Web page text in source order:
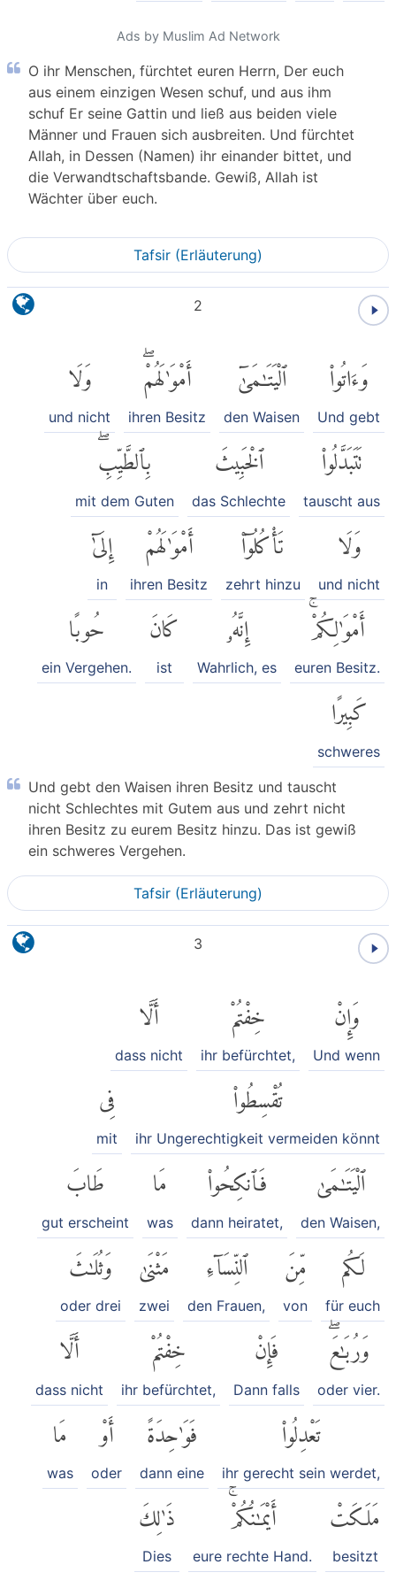
Ads by Muslim Ad Network
O ihr Menschen, fürchtet euren Herrn, Der euch
aus einem einzigen Wesen schuf, und aus ihm
schuf Er seine Gattin und ließ aus beiden viele
Männer und Frauen sich ausbreiten. Und fürchtet
Allah, in Dessen (Namen) ihr einander bittet, und
die Verwandtschaftsbande. Gewiß, Allah ist
Wächter über euch.
Tafsir (Erläuterung)
2
وَءَاتُوا۟
Und gebt
ٱلْيَتَٰمَىٰٓ
den Waisen
أَمْوَٰلَهُمْۖ
ihren Besitz
وَلَا
und nicht
تَتَبَدَّلُوا۟
tauscht aus
ٱلْخَبِيثَ
das Schlechte
بِٱلطَّيِّبِۖ
mit dem Guten
وَلَا
und nicht
تَأْكُلُوٓا۟
zehrt hinzu
أَمْوَٰلَهُمْ
ihren Besitz
إِلَىٰٓ
in
أَمْوَٰلِكُمْۚ
euren Besitz.
إِنَّهُۥ
Wahrlich, es
كَانَ
ist
حُوبًا
ein Vergehen.
كَبِيرًا
schweres
Und gebt den Waisen ihren Besitz und tauscht
nicht Schlechtes mit Gutem aus und zehrt nicht
ihren Besitz zu eurem Besitz hinzu. Das ist gewiß
ein schweres Vergehen.
Tafsir (Erläuterung)
3
وَإِنْ
Und wenn
خِفْتُمْ
ihr befürchtet,
أَلَّا
dass nicht
تُقْسِطُوا۟
ihr Ungerechtigkeit vermeiden könnt
فِى
mit
ٱلْيَتَٰمَىٰ
den Waisen,
فَٱنكِحُوا۟
dann heiratet,
مَا
was
طَابَ
gut erscheint
لَكُم
für euch
مِّنَ
von
ٱلنِّسَآءِ
den Frauen,
مَثْنَىٰ
zwei
وَثُلَٰثَ
oder drei
وَرُبَٰعَۖ
oder vier.
فَإِنْ
Dann falls
خِفْتُمْ
ihr befürchtet,
أَلَّا
dass nicht
تَعْدِلُوا۟
ihr gerecht sein werdet,
فَوَٰحِدَةً
dann eine
أَوْ
oder
مَا
was
مَلَكَتْ
besitzt
أَيْمَٰنُكُمْۚ
eure rechte Hand.
ذَٰلِكَ
Dies